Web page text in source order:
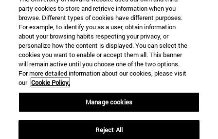
party cookies to store and retrieve information when you
browse. Different types of cookies have different purposes.
For example, to identify you as a user, obtain information
about your browsing habits respecting your privacy, or
personalize how the content is displayed. You can select the
cookies you want to enable or accept them all. This banner
will remain active until you choose one of the two options.
For more detailed information about our cookies, please visit
our Cookie Policy.
Manage cookies
Reject All